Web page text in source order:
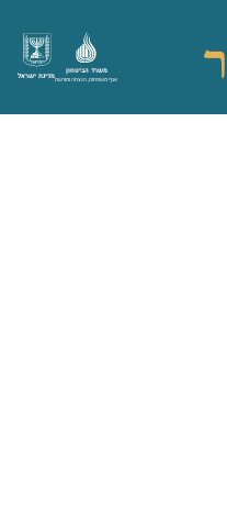
מדינת ישראל
משרד הביטחון
אגף משפחות, הנצחה ומורשת